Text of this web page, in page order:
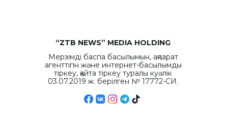
“ZTB NEWS” MEDIA HOLDING
Мерзімді баспа басылымын, ақпарат
агенттігін және интернет-басылымды
тіркеу, қайта тіркеу туралы куәлік
03.07.2019 ж. берілген № 17772-СИ.